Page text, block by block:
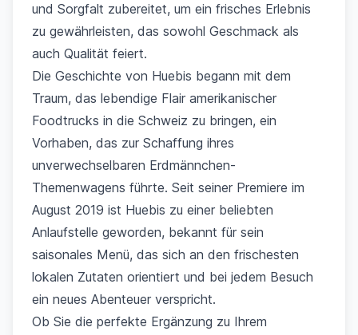
und Sorgfalt zubereitet, um ein frisches Erlebnis
zu gewährleisten, das sowohl Geschmack als
auch Qualität feiert.
Die Geschichte von Huebis begann mit dem
Traum, das lebendige Flair amerikanischer
Foodtrucks in die Schweiz zu bringen, ein
Vorhaben, das zur Schaffung ihres
unverwechselbaren Erdmännchen-
Themenwagens führte. Seit seiner Premiere im
August 2019 ist Huebis zu einer beliebten
Anlaufstelle geworden, bekannt für sein
saisonales Menü, das sich an den frischesten
lokalen Zutaten orientiert und bei jedem Besuch
ein neues Abenteuer verspricht.
Ob Sie die perfekte Ergänzung zu Ihrem